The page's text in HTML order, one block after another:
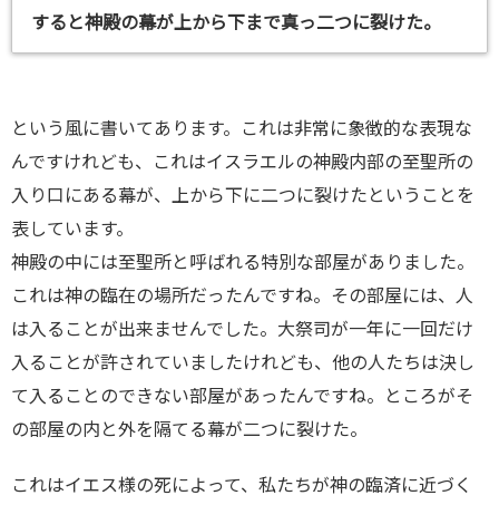
すると神殿の幕が上から下まで真っ二つに裂けた。
という風に書いてあります。これは非常に象徴的な表現な
んですけれども、これはイスラエルの神殿内部の至聖所の
入り口にある幕が、上から下に二つに裂けたということを
表しています。
神殿の中には至聖所と呼ばれる特別な部屋がありました。
これは神の臨在の場所だったんですね。その部屋には、人
は入ることが出来ませんでした。大祭司が一年に一回だけ
入ることが許されていましたけれども、他の人たちは決し
て入ることのできない部屋があったんですね。ところがそ
の部屋の内と外を隔てる幕が二つに裂けた。
これはイエス様の死によって、私たちが神の臨済に近づく